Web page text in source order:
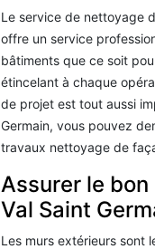
Le service de nettoyage
offre un service
bâtiments que ce soit
étincelant à chaque
de projet est tout aussi
Germain, vous pouvez
travaux nettoyage de
Assurer le
Val Saint
Les murs extérieurs sont